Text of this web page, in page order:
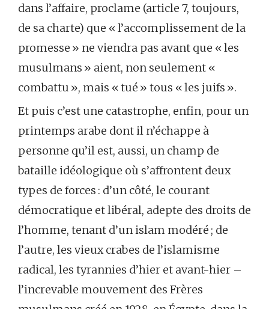
dans l’affaire, proclame (article 7, toujours,
de sa charte) que « l’accomplissement de la
promesse » ne viendra pas avant que « les
musulmans » aient, non seulement «
combattu », mais « tué » tous « les juifs ».
Et puis c’est une catastrophe, enfin, pour un
printemps arabe dont il n’échappe à
personne qu’il est, aussi, un champ de
bataille idéologique où s’affrontent deux
types de forces : d’un côté, le courant
démocratique et libéral, adepte des droits de
l’homme, tenant d’un islam modéré ; de
l’autre, les vieux crabes de l’islamisme
radical, les tyrannies d’hier et avant-hier –
l’increvable mouvement des Frères